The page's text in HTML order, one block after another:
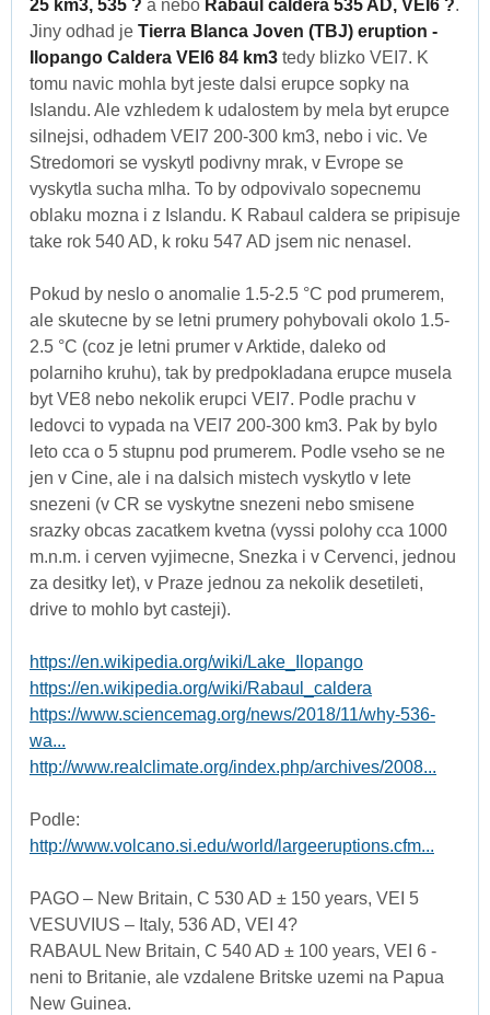
25 km3, 535 ? a nebo Rabaul caldera 535 AD, VEI6 ?.
Jiny odhad je Tierra Blanca Joven (TBJ) eruption -
Ilopango Caldera VEI6 84 km3 tedy blizko VEI7. K
tomu navic mohla byt jeste dalsi erupce sopky na
Islandu. Ale vzhledem k udalostem by mela byt erupce
silnejsi, odhadem VEI7 200-300 km3, nebo i vic. Ve
Stredomori se vyskytl podivny mrak, v Evrope se
vyskytla sucha mlha. To by odpovivalo sopecnemu
oblaku mozna i z Islandu. K Rabaul caldera se pripisuje
take rok 540 AD, k roku 547 AD jsem nic nenasel.
Pokud by neslo o anomalie 1.5-2.5 °C pod prumerem,
ale skutecne by se letni prumery pohybovali okolo 1.5-
2.5 °C (coz je letni prumer v Arktide, daleko od
polarniho kruhu), tak by predpokladana erupce musela
byt VE8 nebo nekolik erupci VEI7. Podle prachu v
ledovci to vypada na VEI7 200-300 km3. Pak by bylo
leto cca o 5 stupnu pod prumerem. Podle vseho se ne
jen v Cine, ale i na dalsich mistech vyskytlo v lete
snezeni (v CR se vyskytne snezeni nebo smisene
srazky obcas zacatkem kvetna (vyssi polohy cca 1000
m.n.m. i cerven vyjimecne, Snezka i v Cervenci, jednou
za desitky let), v Praze jednou za nekolik desetileti,
drive to mohlo byt casteji).
https://en.wikipedia.org/wiki/Lake_Ilopango
https://en.wikipedia.org/wiki/Rabaul_caldera
https://www.sciencemag.org/news/2018/11/why-536-
wa...
http://www.realclimate.org/index.php/archives/2008...
Podle:
http://www.volcano.si.edu/world/largeeruptions.cfm...
PAGO – New Britain, C 530 AD ± 150 years, VEI 5
VESUVIUS – Italy, 536 AD, VEI 4?
RABAUL New Britain, C 540 AD ± 100 years, VEI 6 -
neni to Britanie, ale vzdalene Britske uzemi na Papua
New Guinea.